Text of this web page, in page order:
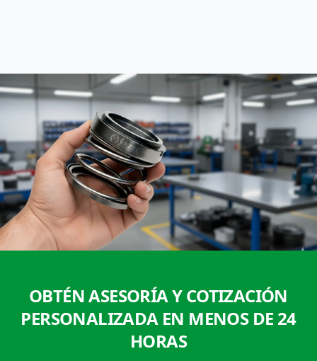
OBTÉN ASESORÍA Y COTIZACIÓN
PERSONALIZADA EN MENOS DE 24
HORAS